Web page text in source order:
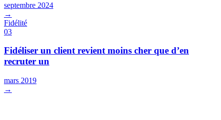
septembre 2024
→
Fidélité
03
Fidéliser un client revient moins cher que d’en
recruter un
mars 2019
→